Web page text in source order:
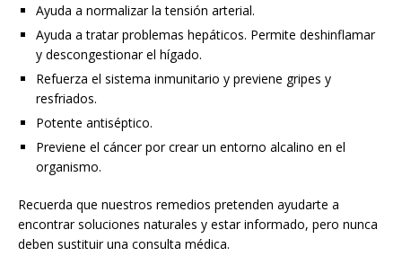
Ayuda a normalizar la tensión arterial.
Ayuda a tratar problemas hepáticos. Permite deshinflamar
y descongestionar el hígado.
Refuerza el sistema inmunitario y previene gripes y
resfriados.
Potente antiséptico.
Previene el cáncer por crear un entorno alcalino en el
organismo.
Recuerda que nuestros remedios pretenden ayudarte a
encontrar soluciones naturales y estar informado, pero nunca
deben sustituir una consulta médica.